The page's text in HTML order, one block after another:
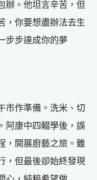
辦。他坦言辛苦，但
，你要想盡辦法去生
步步達成你的夢
市作準備。洗米、切
阿康中四輟學後，誤
，開展廚藝之旅。雖
，但最後卻始終發現